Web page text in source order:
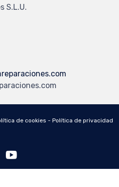
S.L.U.
de cookies - Política de privacidad